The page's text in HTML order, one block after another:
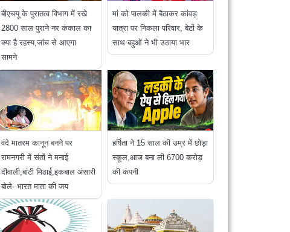
बीएचयू के पुरातत्व विभाग में रखे
2800 साल पुराने नर कंकाल का
क्या है रहस्य,जांच से आएगा
सामने
मां को पालकी में बैठाकर कांवड़
यात्रा पर निकला परिवार, बेटों के
साथ बहुओं ने भी उठाया भार
वंदे मातरम कानून बनने पर
रामनगरी में संतों ने मनाई
दीवाली,बांटी मिठाई,इकबाल अंसारी
बोले- भारत माता की जय
हर्षिता ने 15 साल की उम्र में छोड़ा
स्कूल,आज बना ली 6700 करोड़
की कंपनी